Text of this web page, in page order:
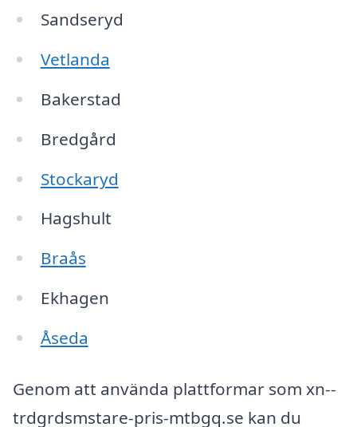
Sandseryd
Vetlanda
Bakerstad
Bredgård
Stockaryd
Hagshult
Braås
Ekhagen
Åseda
Genom att använda plattformar som xn--
trdgrdsmstare-pris-mtbgq.se kan du